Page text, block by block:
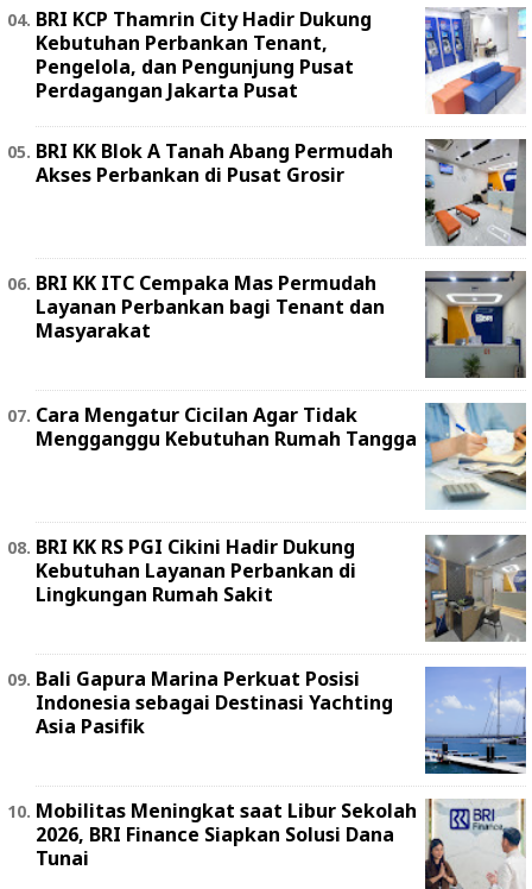
BRI KCP Thamrin City Hadir Dukung
Kebutuhan Perbankan Tenant,
Pengelola, dan Pengunjung Pusat
Perdagangan Jakarta Pusat
BRI KK Blok A Tanah Abang Permudah
Akses Perbankan di Pusat Grosir
BRI KK ITC Cempaka Mas Permudah
Layanan Perbankan bagi Tenant dan
Masyarakat
Cara Mengatur Cicilan Agar Tidak
Mengganggu Kebutuhan Rumah Tangga
BRI KK RS PGI Cikini Hadir Dukung
Kebutuhan Layanan Perbankan di
Lingkungan Rumah Sakit
Bali Gapura Marina Perkuat Posisi
Indonesia sebagai Destinasi Yachting
Asia Pasifik
Mobilitas Meningkat saat Libur Sekolah
2026, BRI Finance Siapkan Solusi Dana
Tunai